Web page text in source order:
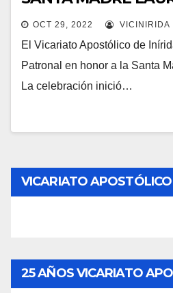
OCT 29, 2022 VICINIRIDA
El Vicariato Apostólico de
Patronal en honor a la Santa
La celebración inició…
VICARIATO
25 AÑOS VICARIATO